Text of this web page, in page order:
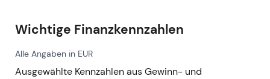
Wichtige Finanzkennzahlen
Alle Angaben in EUR
Ausgewählte Kennzahlen aus Gewinn- und